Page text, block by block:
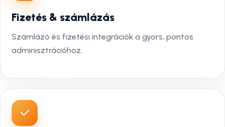
Fizetés & számlázás
Számlázó és fizetési integrációk a gyors, pontos
adminisztrációhoz.